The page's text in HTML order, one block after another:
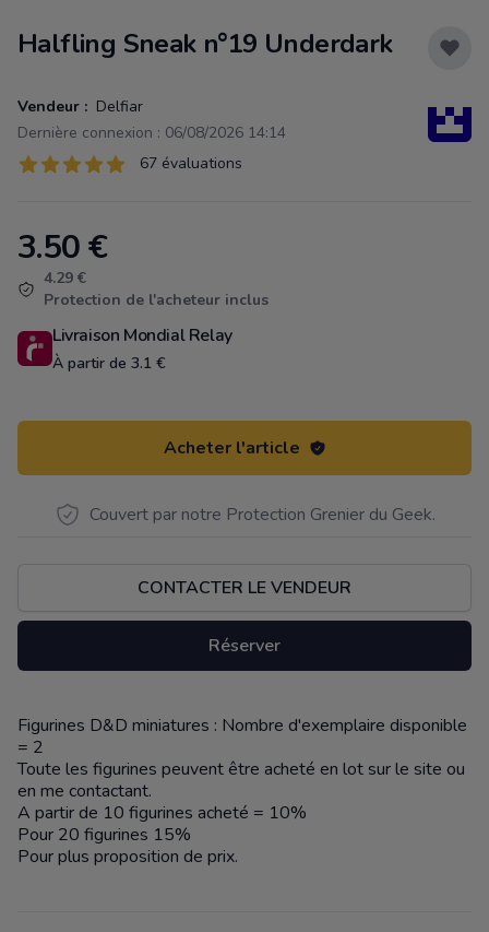
Halfling Sneak n°19 Underdark
Vendeur : Delfiar
Dernière connexion : 06/08/2026 14:14
Évaluations
67 sur 5 étoiles 67 évaluations
Product information
3.50€
4.29 €
Protection de l'acheteur inclus
Livraison Mondial Relay
À partir de 3.1 €
Acheter l'article
Couvert par notre Protection Grenier du Geek.
CONTACTER LE VENDEUR
Réserver
Description
Figurines D&D miniatures : Nombre d'exemplaire disponible
= 2
Toute les figurines peuvent être acheté en lot sur le site ou
en me contactant.
A partir de 10 figurines acheté = 10%
Pour 20 figurines 15%
Pour plus proposition de prix.